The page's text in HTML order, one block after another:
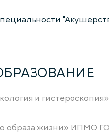
и
образа жизни» ИПМО